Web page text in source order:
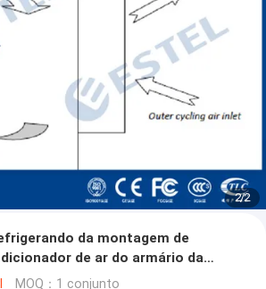
2/2
da montagem de
de ar do armário da
de aquecimento 1000W
MOQ：1 conjunto